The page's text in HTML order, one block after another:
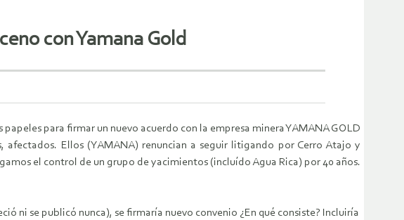
con Yamana Gold
para firmar un nuevo acuerdo con la empresa minera YAMANA GOLD
Ellos (YAMANA) renuncian a seguir litigando por Cerro Atajo y
el control de un grupo de yacimientos (incluído Agua Rica) por 40 años.
ni se publicó nunca), se firmaría nuevo convenio ¿En qué consiste? Incluiría